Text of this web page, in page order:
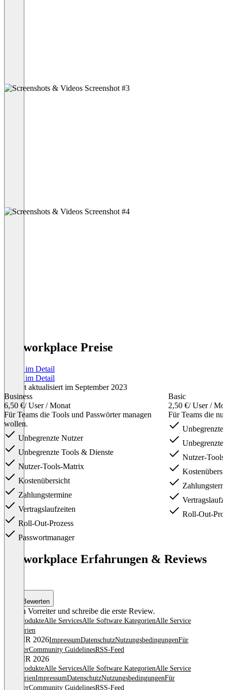
the workplace Preise
Preise im Detail
Preise im Detail
Zuletzt aktualisiert im September 2023
Business
6,50 €/ User / Monat
Für Teams die Tools und Passwörter managen
wollen.
Unbegrenzte Nutzer
Unbegrenzte Tools & Dienste
Nutzer-Tools-Matrix
Kostenübersicht
Zahlungstermine
Vertragslaufzeiten
Roll-Out-Prozess
Passwortmanager
Basic
2,50 €/ User /
Für Teams die
Unbegrenzte
Unbegrenzte
Nutzer-
Roll-Out-
the workplace Erfahrungen & Reviews
Bewerten
Sei ein Vorreiter und schreibe die erste Review.
Alle ProdukteAlle ServicesAlle Software KategorienAlle Service
Kategorien
© OMR 2026ImpressumDatenschutzNutzungsbedingungenFür
AnbieterCommunity GuidelinesRSS-Feed
© OMR 2026
Alle ProdukteAlle ServicesAlle Software KategorienAlle Service
KategorienImpressumDatenschutzNutzungsbedingungenFür
AnbieterCommunity GuidelinesRSS-Feed